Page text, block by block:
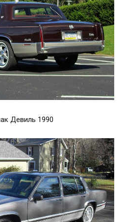
Девиль 1990